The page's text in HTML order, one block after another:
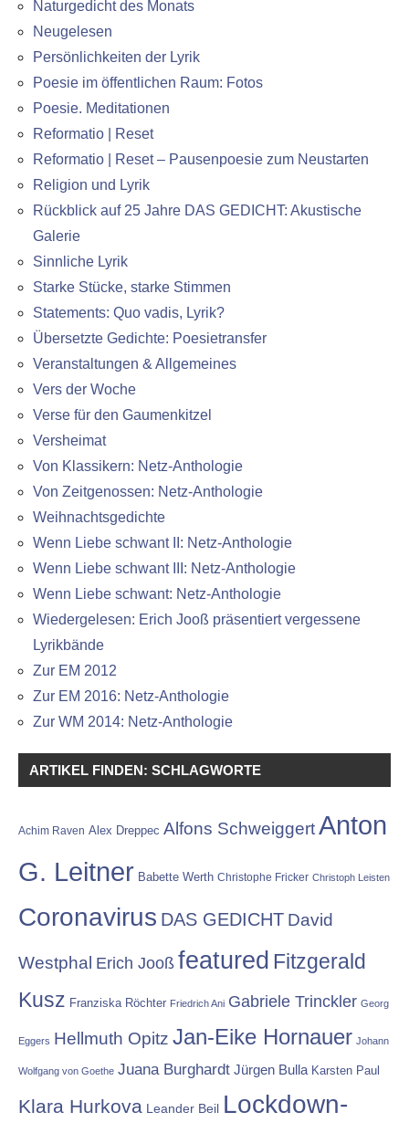
Naturgedicht des Monats
Neugelesen
Persönlichkeiten der Lyrik
Poesie im öffentlichen Raum: Fotos
Poesie. Meditationen
Reformatio | Reset
Reformatio | Reset – Pausenpoesie zum Neustarten
Religion und Lyrik
Rückblick auf 25 Jahre DAS GEDICHT: Akustische
Galerie
Sinnliche Lyrik
Starke Stücke, starke Stimmen
Statements: Quo vadis, Lyrik?
Übersetzte Gedichte: Poesietransfer
Veranstaltungen & Allgemeines
Vers der Woche
Verse für den Gaumenkitzel
Versheimat
Von Klassikern: Netz-Anthologie
Von Zeitgenossen: Netz-Anthologie
Weihnachtsgedichte
Wenn Liebe schwant II: Netz-Anthologie
Wenn Liebe schwant III: Netz-Anthologie
Wenn Liebe schwant: Netz-Anthologie
Wiedergelesen: Erich Jooß präsentiert vergessene
Lyrikbände
Zur EM 2012
Zur EM 2016: Netz-Anthologie
Zur WM 2014: Netz-Anthologie
ARTIKEL FINDEN: SCHLAGWORTE
Achim Raven Alex Dreppec Alfons SchweiggertAnton
G. Leitner Babette Werth Christophe Fricker Christoph Leisten
Coronavirus DAS GEDICHT David
Westphal Erich Jooß featured Fitzgerald
Kusz Franziska Röchter Friedrich Ani Gabriele Trinckler Georg
Eggers Hellmuth Opitz Jan-Eike Hornauer Johann
Wolfgang von Goethe Juana Burghardt Jürgen Bulla Karsten Paul
Klara Hurkova Leander Beil Lockdown-